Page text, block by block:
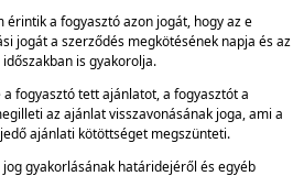
a fogyasztó azon jogát, hogy az e
jogát a szerződés megkötésének napja és az
is gyakorolja.
fogyasztó tett ajánlatot, a fogyasztót a
az ajánlat visszavonásának joga, ami a
ajánlati kötöttséget megszünteti.
gyakorlásának határidejéről és egyéb